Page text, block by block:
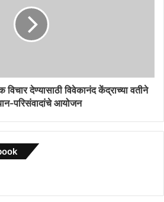
विचार देण्यासाठी विवेकानंद केंद्राच्या वतीने
परिसंवादांचे आयोजन